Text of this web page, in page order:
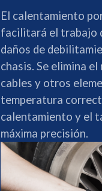
El calentamiento
facilitará el trabajo
daños de
chasis. Se elimina
cables y otros
temperatura
calentamiento y el
máxima precisión.